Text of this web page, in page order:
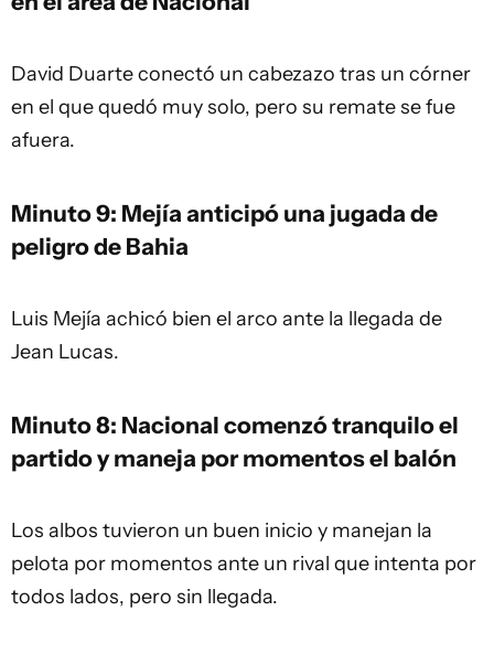
David Duarte conectó un cabezazo tras un córner
en el que quedó muy solo, pero su remate se fue
afuera.
Minuto 9: Mejía anticipó una jugada de
peligro de Bahia
Luis Mejía achicó bien el arco ante la llegada de
Jean Lucas.
Minuto 8: Nacional comenzó tranquilo el
partido y maneja por momentos el balón
Los albos tuvieron un buen inicio y manejan la
pelota por momentos ante un rival que intenta por
todos lados, pero sin llegada.